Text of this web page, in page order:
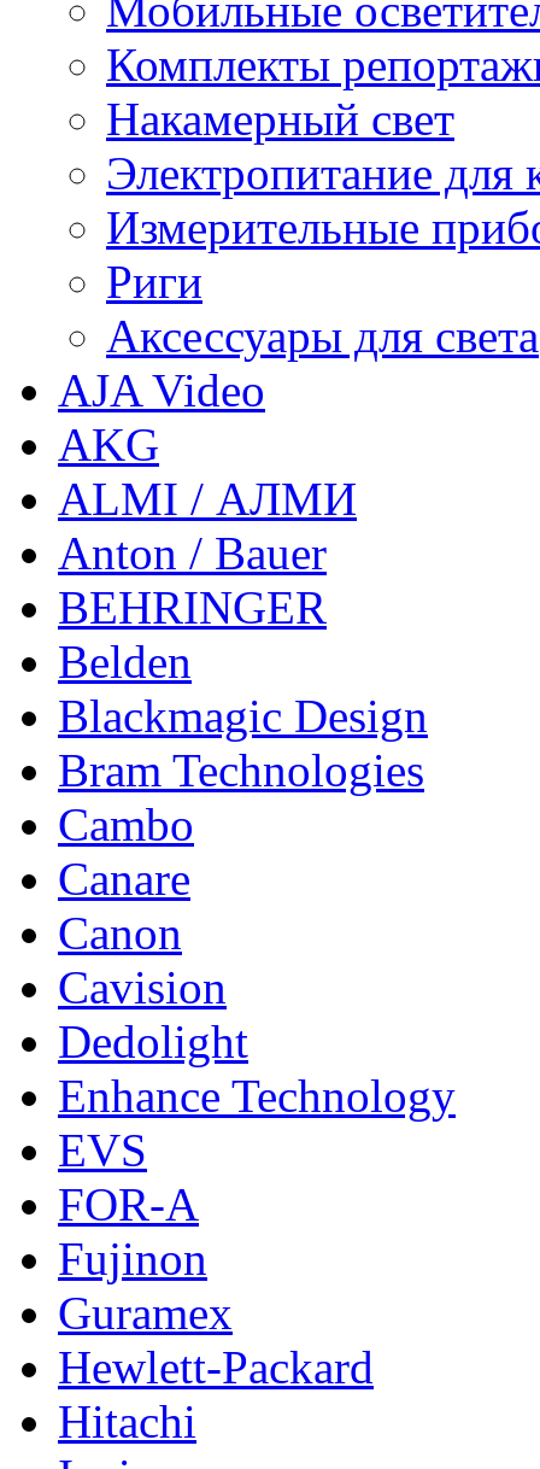
Мобильные
Комплекты
Накамерный свет
Электропитание для
Измерительные
Риги
Аксессуары для света
AJA Video
AKG
ALMI / АЛМИ
Anton / Bauer
BEHRINGER
Belden
Blackmagic Design
Bram Technologies
Cambo
Canare
Canon
Cavision
Dedolight
Enhance Technology
EVS
FOR-A
Fujinon
Guramex
Hewlett-Packard
Hitachi